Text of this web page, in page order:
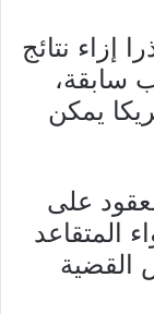
إزاء نتائج
سابقة،
يمكن
على
المتقاعد
القضية